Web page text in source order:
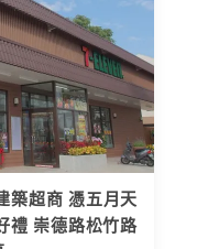
築超商 憑五月天
禮 崇德路松竹路